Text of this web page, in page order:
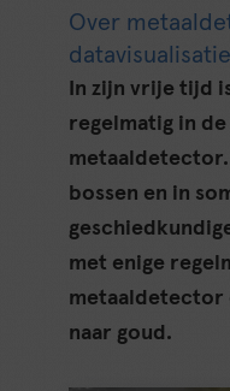
Over
In zijn vrije tijd
regelmatig in
bossen en in
met enige
metaaldetector
naar goud.